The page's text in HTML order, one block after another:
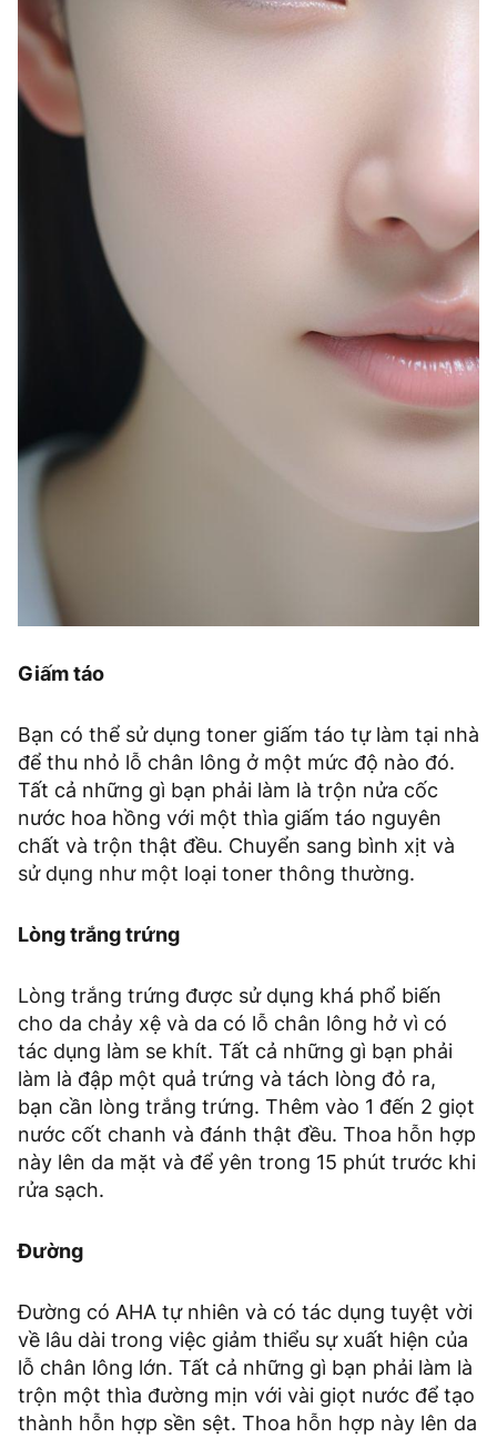
Giấm táo
Bạn có thể sử dụng toner giấm táo tự làm tại nhà
để thu nhỏ lỗ chân lông ở một mức độ nào đó.
Tất cả những gì bạn phải làm là trộn nửa cốc
nước hoa hồng với một thìa giấm táo nguyên
chất và trộn thật đều. Chuyển sang bình xịt và
sử dụng như một loại toner thông thường.
Lòng trắng trứng
Lòng trắng trứng được sử dụng khá phổ biến
cho da chảy xệ và da có lỗ chân lông hở vì có
tác dụng làm se khít. Tất cả những gì bạn phải
làm là đập một quả trứng và tách lòng đỏ ra,
bạn cần lòng trắng trứng. Thêm vào 1 đến 2 giọt
nước cốt chanh và đánh thật đều. Thoa hỗn hợp
này lên da mặt và để yên trong 15 phút trước khi
rửa sạch.
Đường
Đường có AHA tự nhiên và có tác dụng tuyệt vời
về lâu dài trong việc giảm thiểu sự xuất hiện của
lỗ chân lông lớn. Tất cả những gì bạn phải làm là
trộn một thìa đường mịn với vài giọt nước để tạo
thành hỗn hợp sền sệt. Thoa hỗn hợp này lên da